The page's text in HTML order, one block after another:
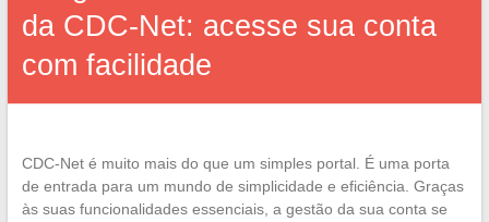
da CDC-Net: acesse sua conta
com facilidade
CDC-Net é muito mais do que um simples portal. É uma porta
de entrada para um mundo de simplicidade e eficiência. Graças
às suas funcionalidades essenciais, a gestão da sua conta se